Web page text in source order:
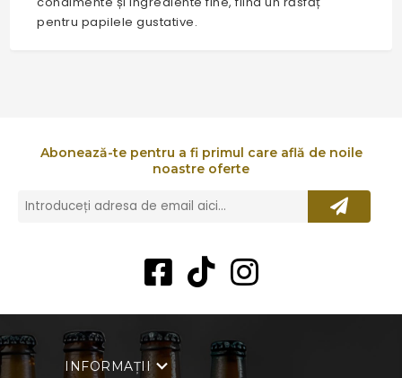
pentru papilele gustative.
Abonează-te pentru a fi primul care află de noile
noastre oferte
INFORMAȚII